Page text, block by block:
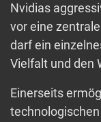
Nvidias
vor eine
darf ein
Vielfalt und den
Einerseits